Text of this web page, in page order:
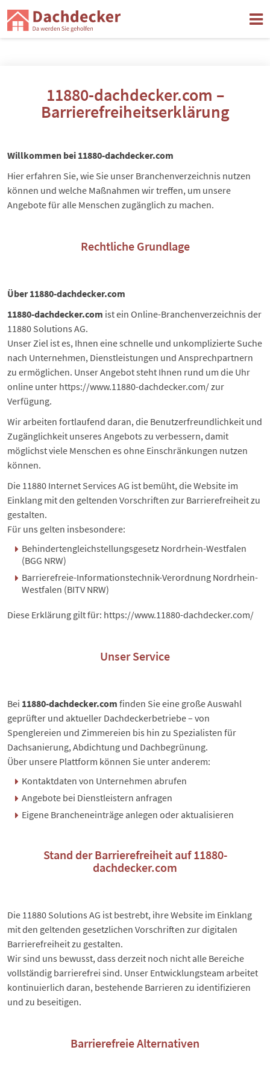
11880-dachdecker.com –
Barrierefreiheitserklärung
Willkommen bei 11880-dachdecker.com
Hier erfahren Sie, wie Sie unser Branchenverzeichnis nutzen
können und welche Maßnahmen wir treffen, um unsere
Angebote für alle Menschen zugänglich zu machen.
Rechtliche Grundlage
Über 11880-dachdecker.com
11880-dachdecker.com ist ein Online-Branchenverzeichnis der
11880 Solutions AG.
Unser Ziel ist es, Ihnen eine schnelle und unkomplizierte Suche
nach Unternehmen, Dienstleistungen und Ansprechpartnern
zu ermöglichen. Unser Angebot steht Ihnen rund um die Uhr
online unter https://www.11880-dachdecker.com/zur
Verfügung.
Wir arbeiten fortlaufend daran, die Benutzerfreundlichkeit und
Zugänglichkeit unseres Angebots zu verbessern, damit
möglichst viele Menschen es ohne Einschränkungen nutzen
können.
Die 11880 Internet Services AG ist bemüht, die Website im
Einklang mit den geltenden Vorschriften zur Barrierefreiheit zu
gestalten.
Für uns gelten insbesondere:
Behindertengleichstellungsgesetz Nordrhein-Westfalen
(BGG NRW)
Barrierefreie-Informationstechnik-Verordnung Nordrhein-
Westfalen (BITV NRW)
Diese Erklärung gilt für: https://www.11880-dachdecker.com/
Unser Service
Bei 11880-dachdecker.com finden Sie eine große Auswahl
geprüfter und aktueller Dachdeckerbetriebe – von
Spenglereien und Zimmereien bis hin zu Spezialisten für
Dachsanierung, Abdichtung und Dachbegrünung.
Über unsere Plattform können Sie unter anderem:
Kontaktdaten von Unternehmen abrufen
Angebote bei Dienstleistern anfragen
Eigene Brancheneinträge anlegen oder aktualisieren
Stand der Barrierefreiheit auf 11880-
dachdecker.com
Die 11880 Solutions AG ist bestrebt, ihre Website im Einklang
mit den geltenden gesetzlichen Vorschriften zur digitalen
Barrierefreiheit zu gestalten.
Wir sind uns bewusst, dass derzeit noch nicht alle Bereiche
vollständig barrierefrei sind. Unser Entwicklungsteam arbeitet
kontinuierlich daran, bestehende Barrieren zu identifizieren
und zu beseitigen.
Barrierefreie Alternativen